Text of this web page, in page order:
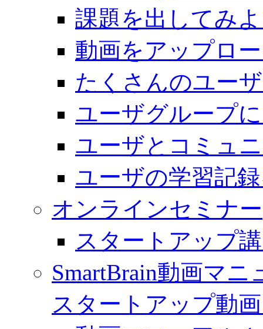
課題を出してみ
動画をアップロ
たくさんのユー
ユーザグループ
ユーザとコミュ
ユーザの学習記
オンラインセミナー
スタートアップ
SmartBrain動画マ
スタートアップ動